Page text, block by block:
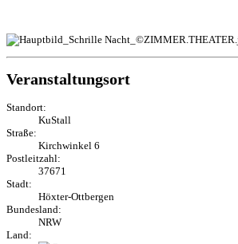
Veranstaltungsort
Standort:
KuStall
Straße:
Kirchwinkel 6
Postleitzahl:
37671
Stadt:
Höxter-Ottbergen
Bundesland:
NRW
Land: